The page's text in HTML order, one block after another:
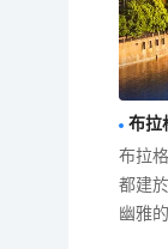
布拉
布拉
都建
幽雅